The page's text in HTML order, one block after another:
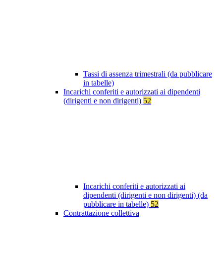
Tassi di assenza trimestrali (da pubblicare
in tabelle)
Incarichi conferiti e autorizzati ai dipendenti
(dirigenti e non dirigenti) 52
Incarichi conferiti e autorizzati ai
dipendenti (dirigenti e non dirigenti) (da
pubblicare in tabelle) 52
Contrattazione collettiva